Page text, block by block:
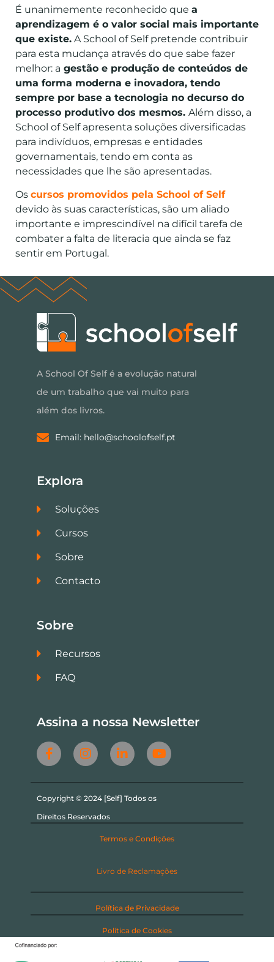
É unanimemente reconhecido que a
aprendizagem é o valor social mais importante
que existe. A School of Self pretende contribuir
para esta mudança através do que sabe fazer
melhor: a gestão e produção de conteúdos de
uma forma moderna e inovadora, tendo
sempre por base a tecnologia no decurso do
processo produtivo dos mesmos. Além disso, a
School of Self apresenta soluções diversificadas
para indivíduos, empresas e entidades
governamentais, tendo em conta as
necessidades que lhe são apresentadas.
Os cursos promovidos pela School of Self
devido às suas características, são um aliado
importante e imprescindível na difícil tarefa de
combater a falta de literacia que ainda se faz
sentir em Portugal.
A School Of Self é a evolução natural
de um trabalho que vai muito para
além dos livros.
Email: hello@schoolofself.pt
Explora
Soluções
Cursos
Sobre
Contacto
Sobre
Recursos
FAQ
Assina a nossa Newsletter
Copyright © 2024 [Self] Todos os
Direitos Reservados
Termos e Condições
Livro de Reclamações
Política de Privacidade
Política de Cookies